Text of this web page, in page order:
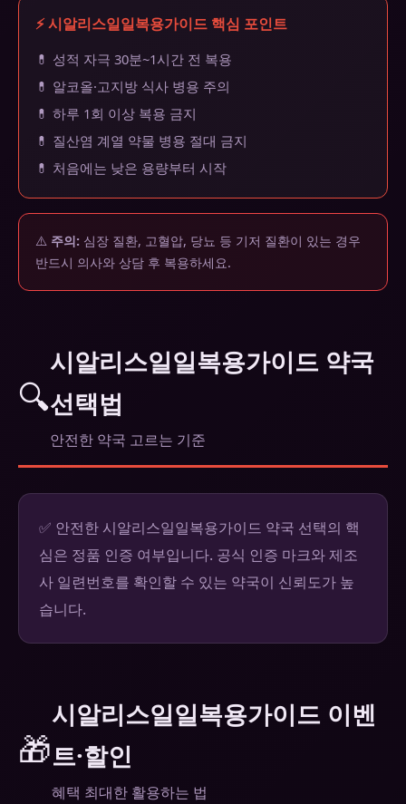
⚡ 시알리스일일복용가이드 핵심 포인트
💊 성적 자극 30분~1시간 전 복용
💊 알코올·고지방 식사 병용 주의
💊 하루 1회 이상 복용 금지
💊 질산염 계열 약물 병용 절대 금지
💊 처음에는 낮은 용량부터 시작
⚠️ 주의: 심장 질환, 고혈압, 당뇨 등 기저 질환이 있는 경우
반드시 의사와 상담 후 복용하세요.
🔍
시알리스일일복용가이드 약국
선택법
안전한 약국 고르는 기준
✅ 안전한 시알리스일일복용가이드 약국 선택의 핵
심은 정품 인증 여부입니다. 공식 인증 마크와 제조
사 일련번호를 확인할 수 있는 약국이 신뢰도가 높
습니다.
🎁
시알리스일일복용가이드 이벤
트·할인
혜택 최대한 활용하는 법